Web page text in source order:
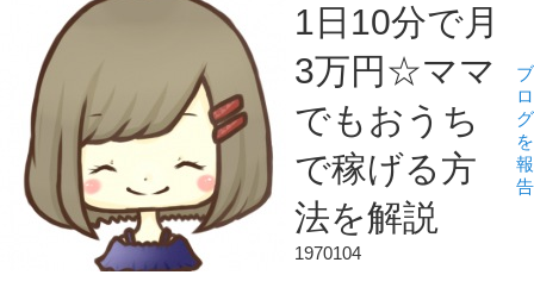
1日10分で月
3万円☆ママ
でもおうち
で稼げる方
法を解説
1970104
ブ
ロ
グ
を
報
告